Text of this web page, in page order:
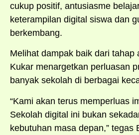
cukup positif, antusiasme
keterampilan digital siswa dan
berkembang.
Melihat dampak baik dari tahap
Kukar menargetkan perluasan
banyak sekolah di berbagai
“Kami akan terus memperluas
Sekolah digital ini bukan
kebutuhan masa depan,” tegas